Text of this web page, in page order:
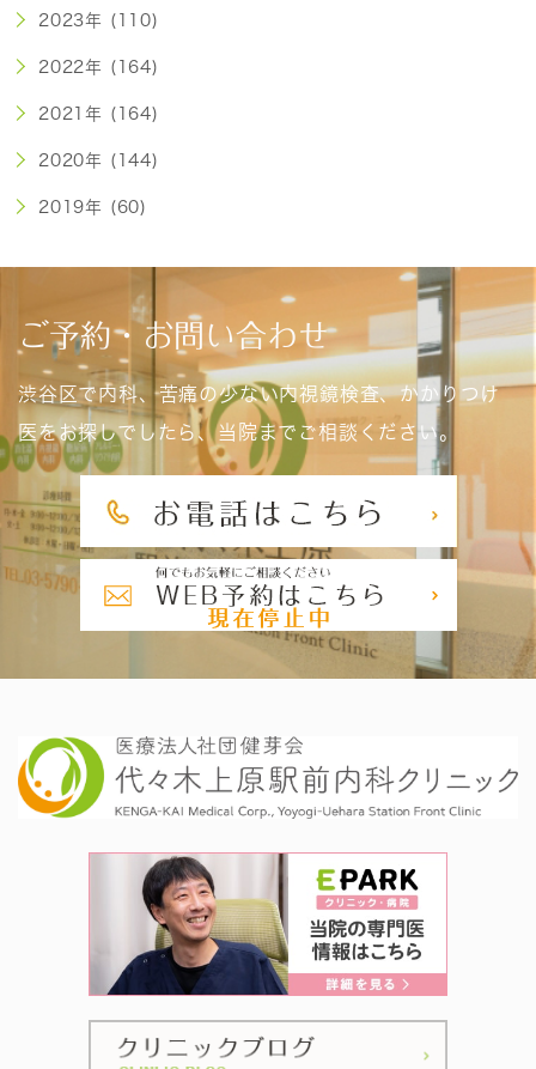
2023年 (110)
2022年 (164)
2021年 (164)
2020年 (144)
2019年 (60)
ご予約・お問い合わせ
渋谷区で内科、苦痛の少ない内視鏡検査、かかりつけ
医をお探しでしたら、当院までご相談ください。